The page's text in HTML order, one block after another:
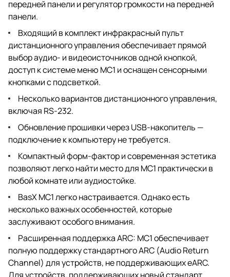
передней панели и регулятор громкости на передней
панели.
Входящий в комплект инфракрасный пульт
дистанционного управления обеспечивает прямой
выбор аудио- и видеоисточников одной кнопкой,
доступ к системе меню MC1 и оснащен сенсорными
кнопками с подсветкой.
Несколько вариантов дистанционного управления,
включая RS-232.
Обновление прошивки через USB-накопитель —
подключение к компьютеру не требуется.
Компактный форм-фактор и современная эстетика
позволяют легко найти место для MC1 практически в
любой комнате или аудиостойке.
BasX MC1 легко настраивается. Однако есть
несколько важных особенностей, которые
заслуживают особого внимания.
Расширенная поддержка ARC: MC1 обеспечивает
полную поддержку стандартного ARC (Audio Return
Channel) для устройств, не поддерживающих eARC.